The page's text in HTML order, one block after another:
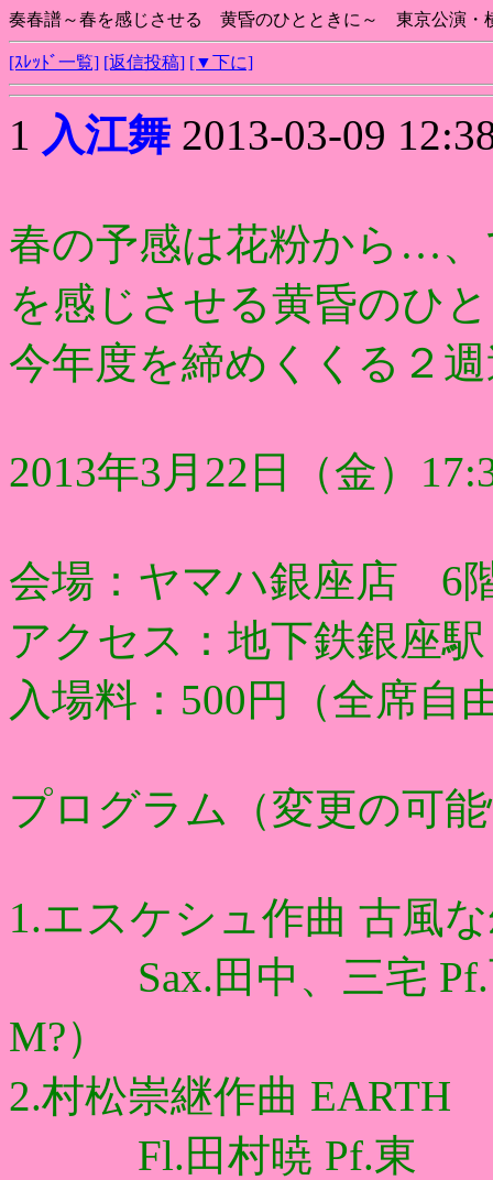
奏春譜～春を感じさせる 黄昏のひとときに～ 東京公演・
[ｽﾚｯﾄﾞ一覧] [返信投稿] [▼下に]
1 入江舞 2013-03-09
春の予感は花粉から…
を感じさせる黄昏のひ
今年度を締めくくる２
2013年3月22日（金）
会場：ヤマハ銀座店 6
アクセス：地下鉄銀
入場料：500円（全席自
プログラム（変更の可
1.エスケシュ作曲 古風
Sax.田中、三宅 Pf.
M?）
2.村松崇継作曲 EARTH
Fl.田村暁 Pf.東